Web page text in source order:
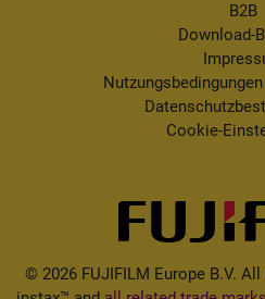
B2B
Download-
Cookie-
© 2026 FUJIFILM Europe B.V.